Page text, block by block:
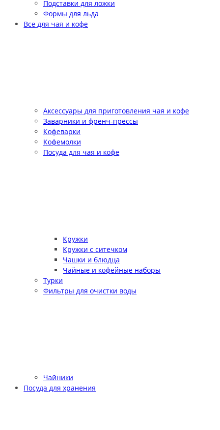
Подставки для ложки
Формы для льда
Все для чая и кофе
Аксессуары для приготовления чая и кофе
Заварники и френч-прессы
Кофеварки
Кофемолки
Посуда для чая и кофе
Кружки
Кружки с ситечком
Чашки и блюдца
Чайные и кофейные наборы
Турки
Фильтры для очистки воды
Чайники
Посуда для хранения